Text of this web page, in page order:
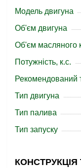
Модель двигуна
Об'єм двигуна
Об'єм масляного
Потужність, к.с.
Рекомендований
Тип двигуна
Тип палива
Тип запуску